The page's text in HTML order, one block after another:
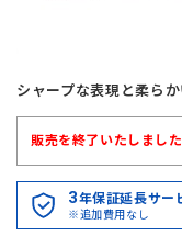
シャープな表現と柔ら
販売を終了いたしました
3年保証延長サー
※追加費用なし